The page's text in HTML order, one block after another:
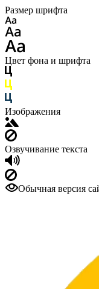
Размер шрифта
Цвет фона и шрифта
Изображения
Озвучивание текста
Обычная версия